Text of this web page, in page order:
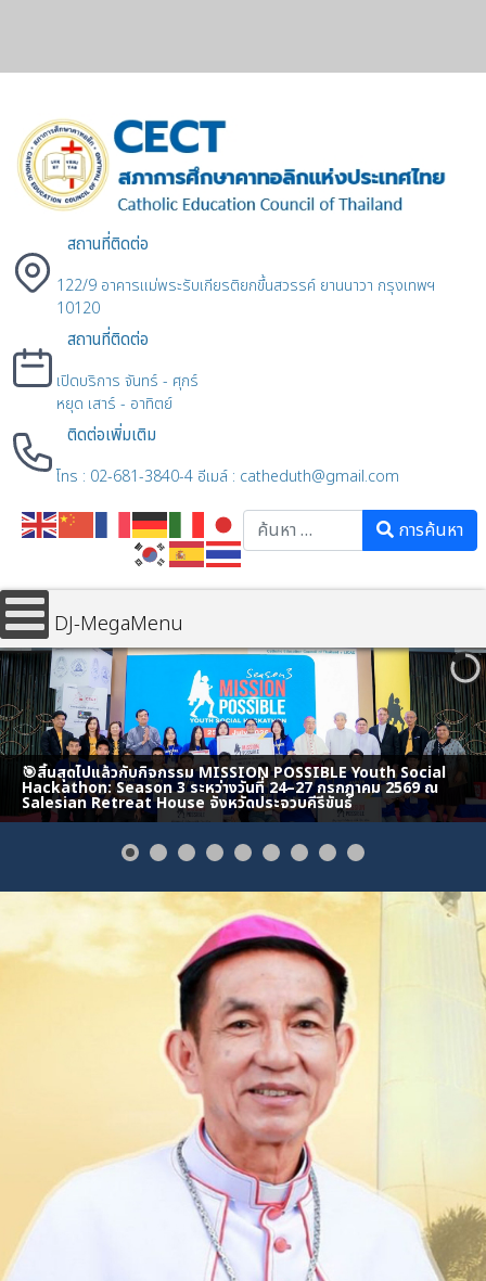
สถานที่ติดต่อ
122/9 อาคารแม่พระรับเกียรติยกขึ้นสวรรค์ ยานนาวา กรุงเทพฯ
10120
สถานที่ติดต่อ
เปิดบริการ จันทร์ - ศุกร์
หยุด เสาร์ - อาทิตย์
ติดต่อเพิ่มเติม
โทร : 02-681-3840-4 อีเมล์ : catheduth@gmail.com
Searchการค้นหา
DJ-MegaMenu